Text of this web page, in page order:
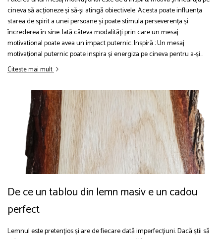
cineva să acționeze și să-și atingă obiectivele. Acesta poate influența
starea de spirit a unei persoane și poate stimula perseverența și
încrederea în sine. Iată câteva modalități prin care un mesaj
motivational poate avea un impact puternic: Inspiră : Un mesaj
motivațional puternic poate inspira și energiza pe cineva pentru a-și...
Citeste mai mult
De ce un tablou din lemn masiv e un cadou
perfect
Lemnul este pretențios și are de fiecare dată imperfecțiuni. Dacă știi să